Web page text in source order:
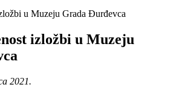
izložbi u Muzeju
2021.